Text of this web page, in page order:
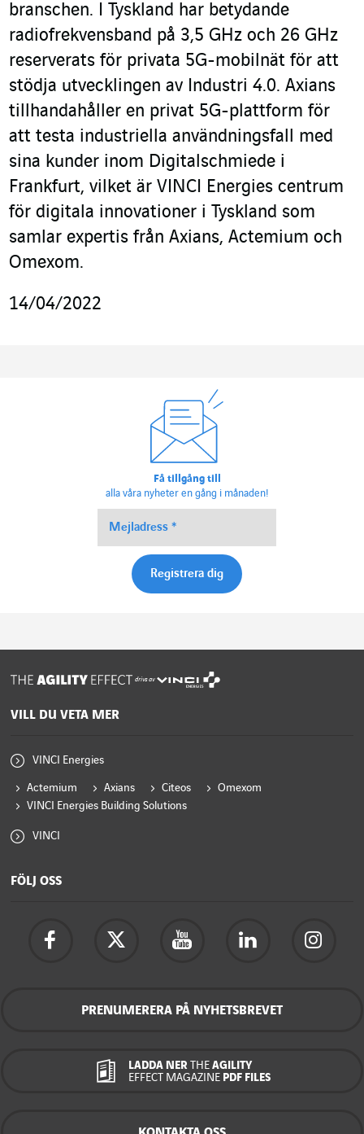
branschen. I Tyskland har betydande
radiofrekvensband på 3,5 GHz och 26 GHz
reserverats för privata 5G-mobilnät för att
stödja utvecklingen av Industri 4.0. Axians
tillhandahåller en privat 5G-plattform för
att testa industriella användningsfall med
sina kunder inom Digitalschmiede i
Frankfurt, vilket är VINCI Energies centrum
för digitala innovationer i Tyskland som
samlar expertis från Axians, Actemium och
Omexom.
14/04/2022
Få tillgång till
alla våra nyheter en gång i månaden!
drivs av
VILL DU VETA MER
VINCI Energies
Actemium Axians Citeos
Omexom
VINCI Energies Building Solutions
VINCI
FÖLJ OSS
PRENUMERERA PÅ NYHETSBREVET
LADDA NER THEAGILITY
EFFECT MAGAZINEPDF FILES